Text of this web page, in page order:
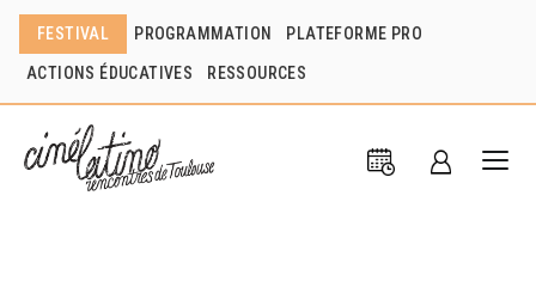
FESTIVAL PROGRAMMATION PLATEFORME PRO
ACTIONS ÉDUCATIVES RESSOURCES